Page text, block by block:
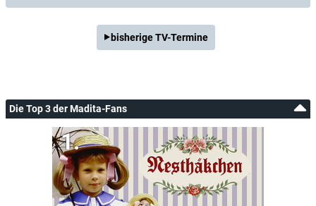
bisherige TV-Termine
Die Top 3 der Madita-Fans